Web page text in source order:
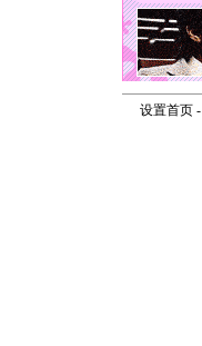
设置首页-